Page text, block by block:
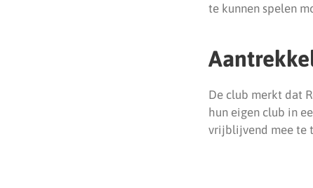
te kunnen spelen
De club merkt dat
hun eigen club in
vrijblijvend mee te